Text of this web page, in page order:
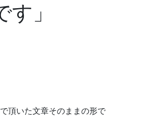
」
頂いた文章そのままの形で